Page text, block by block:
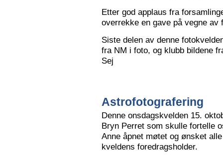
Etter god applaus fra
overrekke en gave på vegne av
Siste delen av denne
fra NM i foto, og klubb bildene
Sej
Astrofotografering
Denne onsdagskvelden 15.
Bryn Perret som skulle fortelle
Anne åpnet møtet og ønsket
kveldens foredragsholder.